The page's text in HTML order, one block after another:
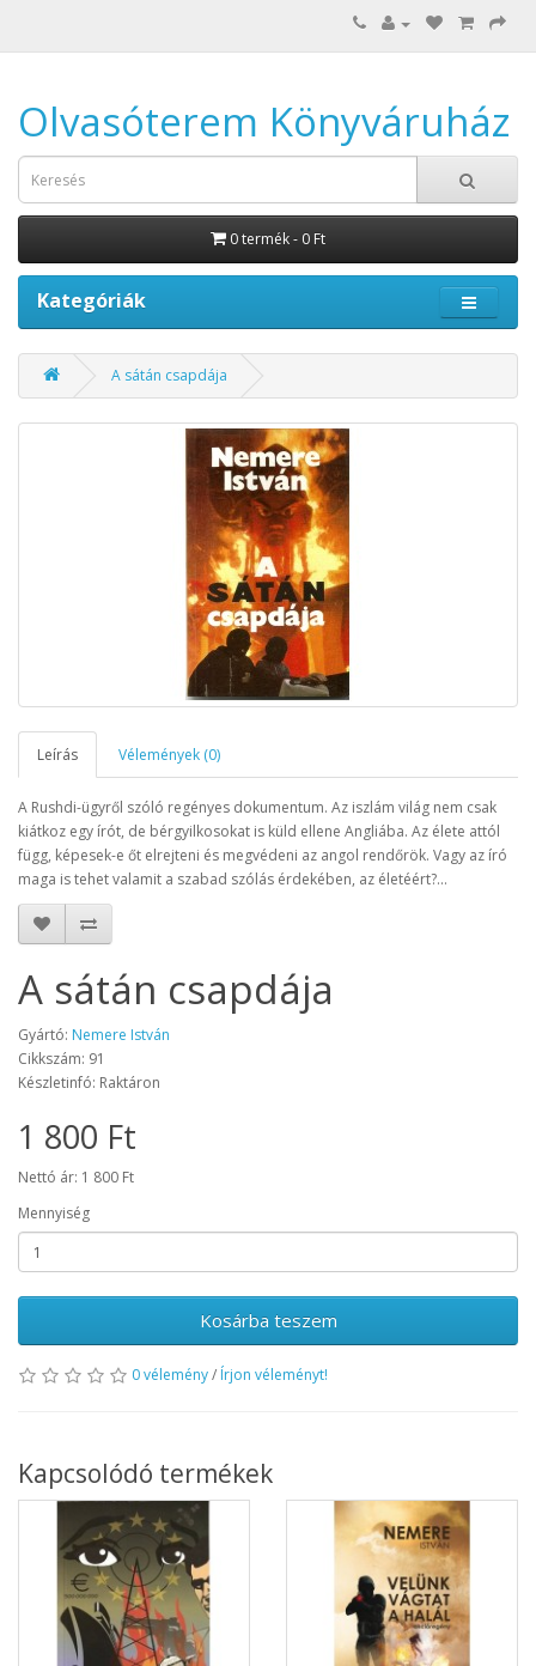
Olvasóterem Könyváruház
0 termék - 0 Ft
Kategóriák
A sátán csapdája
Leírás Vélemények (0)
A Rushdi-ügyről szóló regényes dokumentum. Az iszlám világ nem csak
kiátkoz egy írót, de bérgyilkosokat is küld ellene Angliába. Az élete attól
függ, képesek-e őt elrejteni és megvédeni az angol rendőrök. Vagy az író
maga is tehet valamit a szabad szólás érdekében, az életéért?...
A sátán csapdája
Gyártó: Nemere István
Cikkszám: 91
Készletinfó: Raktáron
1 800 Ft
Nettó ár: 1 800 Ft
Mennyiség
Kosárba teszem
0 vélemény/ Írjon véleményt!
Kapcsolódó termékek